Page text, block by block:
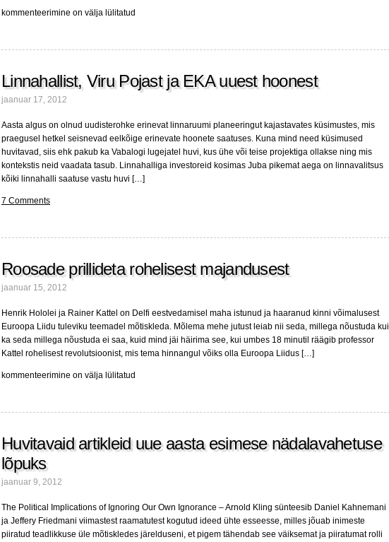
Wikipedia
XXVIII
ja
protestipäevaks)
kommenteerimine on välja lülitatud
Linnahallist, Viru Pojast ja EKA uuest hoonest
jaanuar 17, 2012
Aasta algus on olnud uudisterohke erinevat linnaruumi planeeringut kajastavates küsimustes, mis
praegusel hetkel seisnevad eelkõige erinevate hoonete saatuses. Kuna mind need küsimused
huvitavad, siis ehk pakub ka Vabalogi lugejatel huvi, kus ühe või teise projektiga ollakse ning mis
kontekstis neid vaadata tasub. Linnahalliga investoreid kosimas Juba pikemat aega on linnavalitsus
kõiki linnahalli saatuse vastu huvi […]
7 Comments
Roosade prillideta rohelisest majandusest
jaanuar 15, 2012
Henrik Hololei ja Rainer Kattel on Delfi eestvedamisel maha istunud ja haaranud kinni võimalusest
Euroopa Liidu tuleviku teemadel mõtiskleda. Mõlema mehe jutust leiab nii seda, millega nõustuda kui
ka seda millega nõustuda ei saa, kuid mind jäi häirima see, kui umbes 18 minutil räägib professor
Kattel rohelisest revolutsioonist, mis tema hinnangul võiks olla Euroopa Liidus […]
Roosade
majandusest
kommenteerimine on välja lülitatud
Huvitavaid artikleid uue aasta esimese nädalavahetuse
lõpuks
jaanuar 9, 2012
The Political Implications of Ignoring Our Own Ignorance – Arnold Kling sünteesib Daniel Kahnemani
ja Jeffery Friedmani viimastest raamatutest kogutud ideed ühte esseesse, milles jõuab inimeste
piiratud teadlikkuse üle mõtiskledes järelduseni, et pigem tähendab see väiksemat ja piiratumat rolli